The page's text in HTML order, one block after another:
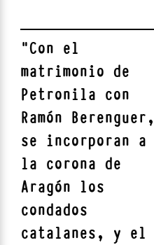
"Con el
matrimonio de
Petronila con
Ramón Berenguer,
se incorporan a
la corona de
Aragón los
condados
catalanes, y el